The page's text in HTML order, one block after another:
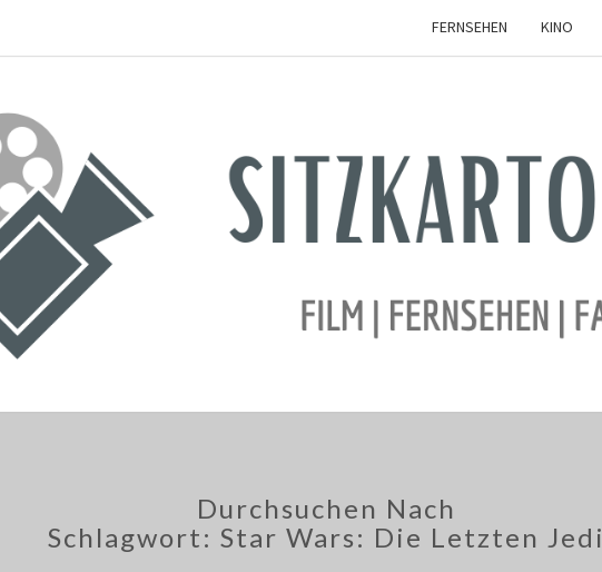
FERNSEHEN KINO
Durchsuchen Nach
Schlagwort: Star Wars: Die Letzten Jedi